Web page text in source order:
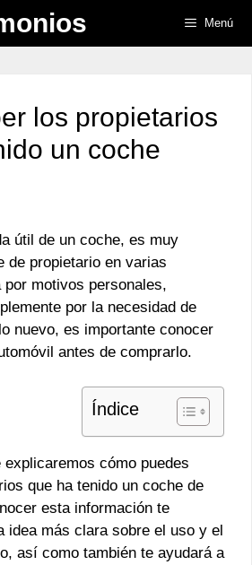
Menú
los propietarios
un coche
útil de un coche, es muy
de propietario en varias
motivos personales,
por la necesidad de
nuevo, es importante conocer
antes de comprarlo.
Índice
cómo puedes
que ha tenido un coche de
esta información te
idea más clara sobre el uso y el
así como también te ayudará a